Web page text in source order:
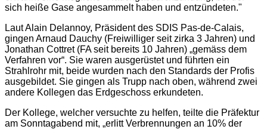
sich heiße Gase angesammelt haben und entzündeten."
Laut Alain Delannoy, Präsident des SDIS Pas-de-Calais,
gingen Arnaud Dauchy (Freiwilliger seit zirka 3 Jahren) und
Jonathan Cottret (FA seit bereits 10 Jahren) „gemäss dem
Verfahren vor“. Sie waren ausgerüstet und führten ein
Strahlrohr mit, beide wurden nach den Standards der Profis
ausgebildet. Sie gingen als Trupp nach oben, während zwei
andere Kollegen das Erdgeschoss erkundeten.
Der Kollege, welcher versuchte zu helfen, teilte die Präfektur
am Sonntagabend mit, „erlitt Verbrennungen an 10% der